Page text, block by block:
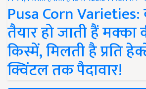
Pusa Corn
तैयार हो जाती हैं मक्का
किस्में, मिलती है प्रति
क्विंटल तक पैदावार!